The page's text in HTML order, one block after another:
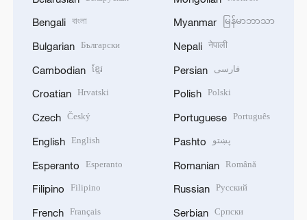
Bengali বাংলা
Bulgarian Български
Cambodian ខ្មែរ
Croatian Hrvatski
Czech Český
English English
Esperanto Esperanto
Filipino Filipino
French Français
Myanmar မြန်မာဘာသာ
Nepali नेपाली
Persian فارسی
Polish Polski
Portuguese Português
Pashto پښتو
Romanian Română
Russian Русский
Serbian Српски